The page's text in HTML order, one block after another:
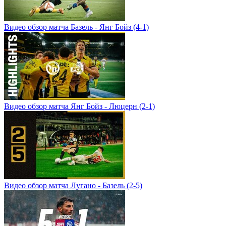
Видео обзор матча Базель - Янг Бойз (4-1)
Видео обзор матча Янг Бойз - Люцерн (2-1)
Видео обзор матча Лугано - Базель (2-5)